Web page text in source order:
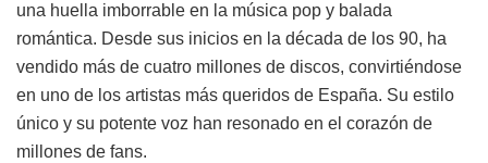
una huella imborrable en la música pop y balada
romántica. Desde sus inicios en la década de los 90, ha
vendido más de cuatro millones de discos, convirtiéndose
en uno de los artistas más queridos de España. Su estilo
único y su potente voz han resonado en el corazón de
millones de fans.